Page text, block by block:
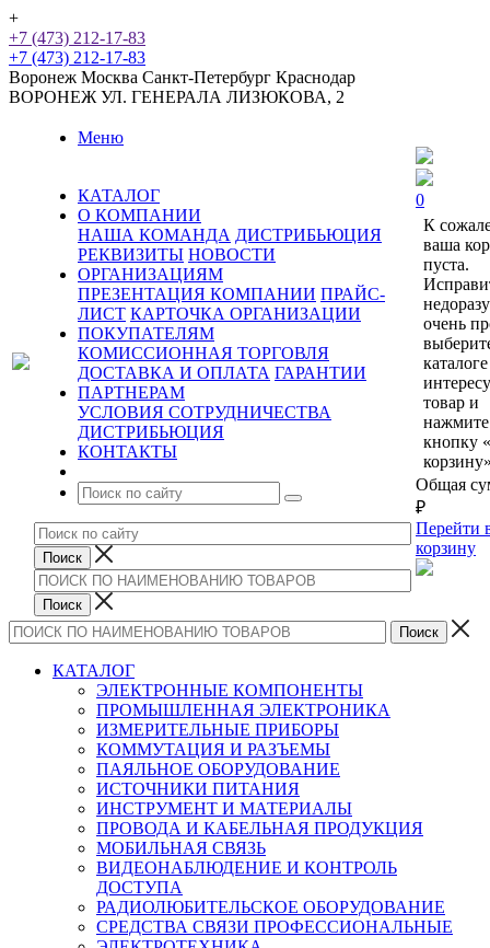
+
+7 (473) 212-17-83
+7 (473) 212-17-83
Воронеж Москва Санкт-Петербург Краснодар
ВОРОНЕЖ УЛ. ГЕНЕРАЛА ЛИЗЮКОВА, 2
Меню
КАТАЛОГ
О КОМПАНИИ
НАША КОМАНДА ДИСТРИБЬЮЦИЯ
РЕКВИЗИТЫ НОВОСТИ
ОРГАНИЗАЦИЯМ
ПРЕЗЕНТАЦИЯ КОМПАНИИ ПРАЙС-
ЛИСТ КАРТОЧКА ОРГАНИЗАЦИИ
ПОКУПАТЕЛЯМ
КОМИССИОННАЯ ТОРГОВЛЯ
ДОСТАВКА И ОПЛАТА ГАРАНТИИ
ПАРТНЕРАМ
УСЛОВИЯ СОТРУДНИЧЕСТВА
ДИСТРИБЬЮЦИЯ
КОНТАКТЫ
0
К
ваша
пуста.
очень
каталоге
товар и
нажмите
кнопку
Общая
₽
Перейти
корзину
КАТАЛОГ
ЭЛЕКТРОННЫЕ КОМПОНЕНТЫ
ПРОМЫШЛЕННАЯ ЭЛЕКТРОНИКА
ИЗМЕРИТЕЛЬНЫЕ ПРИБОРЫ
КОММУТАЦИЯ И РАЗЪЕМЫ
ПАЯЛЬНОЕ ОБОРУДОВАНИЕ
ИСТОЧНИКИ ПИТАНИЯ
ИНСТРУМЕНТ И МАТЕРИАЛЫ
ПРОВОДА И КАБЕЛЬНАЯ ПРОДУКЦИЯ
МОБИЛЬНАЯ СВЯЗЬ
ВИДЕОНАБЛЮДЕНИЕ И КОНТРОЛЬ
ДОСТУПА
РАДИОЛЮБИТЕЛЬСКОЕ ОБОРУДОВАНИЕ
СРЕДСТВА СВЯЗИ ПРОФЕССИОНАЛЬНЫЕ